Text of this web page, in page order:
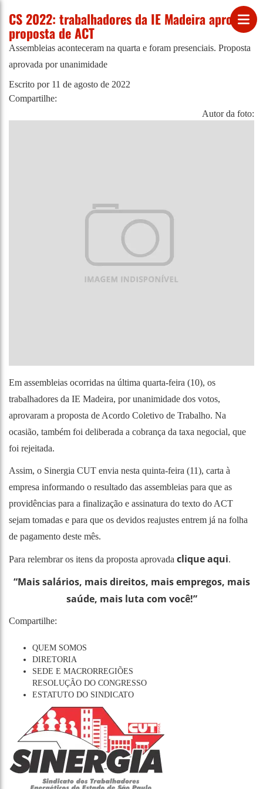
CS 2022: trabalhadores da IE Madeira aprovam
proposta de ACT
Assembleias aconteceram na quarta e foram presenciais. Proposta
aprovada por unanimidade
Escrito por 11 de agosto de 2022
Compartilhe:
Autor da foto:
Em assembleias ocorridas na última quarta-feira (10), os
trabalhadores da IE Madeira, por unanimidade dos votos,
aprovaram a proposta de Acordo Coletivo de Trabalho. Na
ocasião, também foi deliberada a cobrança da taxa negocial, que
foi rejeitada.
Assim, o Sinergia CUT envia nesta quinta-feira (11), carta à
empresa informando o resultado das assembleias para que as
providências para a finalização e assinatura do texto do ACT
sejam tomadas e para que os devidos reajustes entrem já na folha
de pagamento deste mês.
Para relembrar os itens da proposta aprovada clique aqui.
“Mais salários, mais direitos, mais empregos, mais
saúde, mais luta com você!”
Compartilhe:
QUEM SOMOS
DIRETORIA
SEDE E MACRORREGIÕES
RESOLUÇÃO DO CONGRESSO
ESTATUTO DO SINDICATO